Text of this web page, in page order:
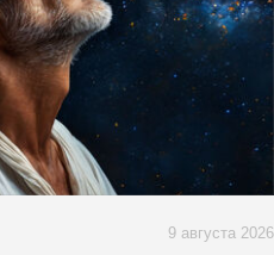
9 августа 2026